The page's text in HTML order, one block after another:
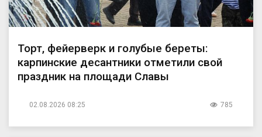
Торт, фейерверк и голубые береты:
карпинские десантники отметили свой
праздник на площади Славы
02.08.2026 08:25 785